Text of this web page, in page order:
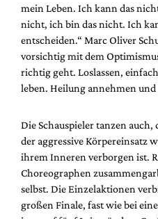
mein Leben. Ich kann das
nicht, ich bin das nicht. Ich
entscheiden.“ Marc Oliver
vorsichtig mit dem
richtig geht. Loslassen,
leben. Heilung annehmen und
Die Schauspieler tanzen
der aggressive Körpereinsatz
ihrem Inneren verborgen ist.
Choreographen
selbst. Die Einzelaktionen
großen Finale, fast wie bei